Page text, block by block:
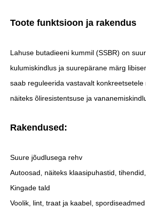
Toote funktsioon ja rakendus
Lahuse butadieeni kummil (SSBR) on
kulumiskindlus ja suurepärane märg
saab reguleerida vastavalt konkreetsetele
näiteks õliresistentsuse ja
Rakendused:
Suure jõudlusega rehv
Autoosad, näiteks klaasipuhastid,
Kingade tald
Voolik, lint, traat ja kaabel,